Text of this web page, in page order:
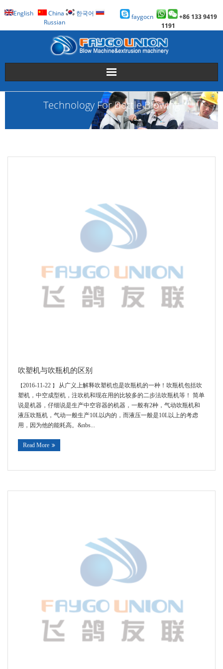
English China
한국어
Russian
faygocn
+86 133 9419
1191
About Us
Technology For Bottle Blowing
吹塑机与吹瓶机的区别
【2016-11-22 】
从广义上解释吹塑机也是吹瓶机的一种！吹瓶机包括吹
塑机，中空成型机，注吹机和现在用的比较多的二步法吹瓶机等！ 简单
说是机器，仔细说是生产中空容器的机器，一般有2种，气动吹瓶机和
液压吹瓶机，气动一般生产10L以内的，而液压一般是10L以上的考虑
用，因为他的能耗高。&nbs...
Read More